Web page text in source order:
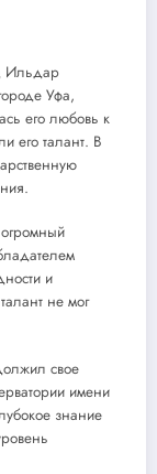
Ильдар
Уфа,
его любовь к
его талант. В
и
не мог
свое
имени
знание